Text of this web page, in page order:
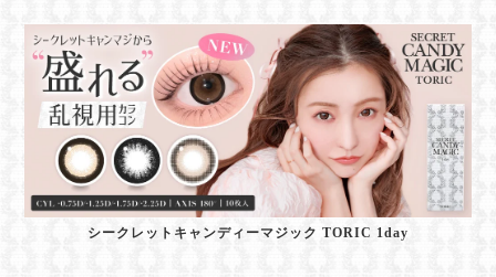
シークレットキャンディーマジック TORIC 1day